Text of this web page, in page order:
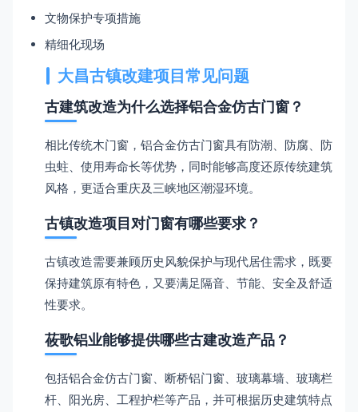
文物保护专项措施
精细化现场
大昌古镇改建项目常见问题
古建筑改造为什么选择铝合金仿古门窗？
相比传统木门窗，铝合金仿古门窗具有防潮、防腐、防
虫蛀、使用寿命长等优势，同时能够高度还原传统建筑
风格，更适合重庆及三峡地区潮湿环境。
古镇改造项目对门窗有哪些要求？
古镇改造需要兼顾历史风貌保护与现代居住需求，既要
保持建筑原有特色，又要满足隔音、节能、安全及舒适
性要求。
莜歌铝业能够提供哪些古建改造产品？
包括铝合金仿古门窗、断桥铝门窗、玻璃幕墙、玻璃栏
杆、阳光房、工程护栏等产品，并可根据历史建筑特点